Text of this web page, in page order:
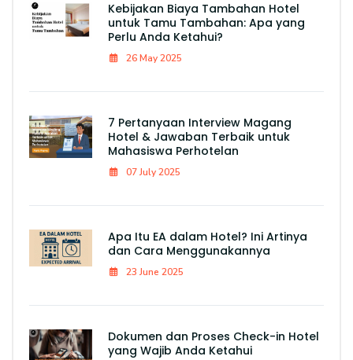
Kebijakan Biaya Tambahan Hotel
untuk Tamu Tambahan: Apa yang
Perlu Anda Ketahui?
26 May 2025
7 Pertanyaan Interview Magang
Hotel & Jawaban Terbaik untuk
Mahasiswa Perhotelan
07 July 2025
Apa Itu EA dalam Hotel? Ini Artinya
dan Cara Menggunakannya
23 June 2025
Dokumen dan Proses Check-in Hotel
yang Wajib Anda Ketahui